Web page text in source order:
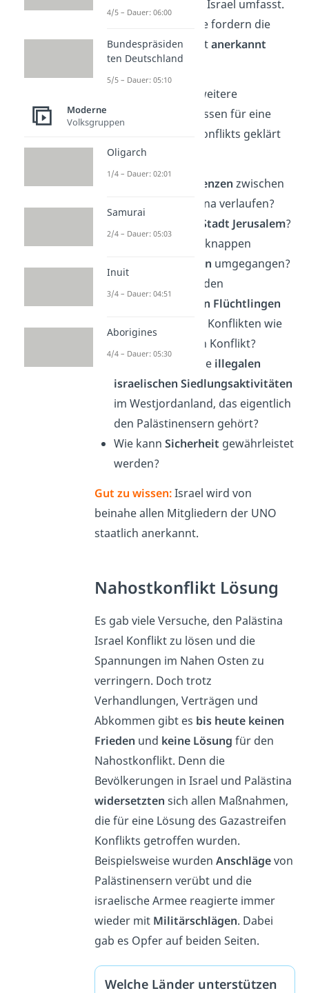
Teile des Gebiets von Israel umfasst.
Auf der anderen Seite fordern die
Israelis, dass ihr Staatanerkannt
wird.
Daraus entstanden weitere
Streitpunkte
. Sie müssen für eine
Lösung des Nahostkonflikts geklärt
werden:
Grenzen zwischen
Israel und Palästina verlaufen?
Stadt Jerusalem?
Wie wird mit den knappen
Wasserressourcen umgegangen?
Was passiert mit den
palästinensischen Flüchtlingen
aus vergangenen Konflikten wie
dem Gazastreifen Konflikt?
Wie regelt man die illegalen
israelischen Siedlungsaktivitäten
im Westjordanland, das eigentlich
den Palästinensern gehört?
Wie kann Sicherheit gewährleistet
werden?
Gut zu wissen:Israel wird von
beinahe allen Mitgliedern der UNO
staatlich anerkannt.
Nahostkonflikt Lösung
Es gab viele Versuche, den Palästina
Israel Konflikt zu lösen und die
Spannungen im Nahen Osten zu
verringern. Doch trotz
Verhandlungen, Verträgen und
Abkommen gibt es bis heute keinen
Frieden und keine Lösung für den
Nahostkonflikt. Denn die
Bevölkerungen in Israel und Palästina
widersetzten sich allen Maßnahmen,
die für eine Lösung des Gazastreifen
Konflikts getroffen wurden.
Beispielsweise wurden Anschlägevon
Palästinensern verübt und die
israelische Armee reagierte immer
wieder mit Militärschlägen. Dabei
gab es Opfer auf beiden Seiten.
Welche Länder unterstützen
4/5 – Dauer: 06:00
Bundespräsiden
ten Deutschland
5/5 – Dauer: 05:10
Moderne
Volksgruppen
Oligarch
1/4 – Dauer: 02:01
Samurai
2/4 – Dauer: 05:03
Inuit
3/4 – Dauer: 04:51
Aborigines
4/4 – Dauer: 05:30